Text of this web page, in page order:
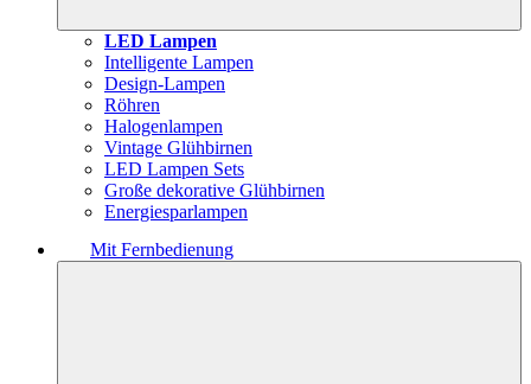
LED Lampen
Intelligente Lampen
Design-Lampen
Röhren
Halogenlampen
Vintage Glühbirnen
LED Lampen Sets
Große dekorative Glühbirnen
Energiesparlampen
Mit Fernbedienung